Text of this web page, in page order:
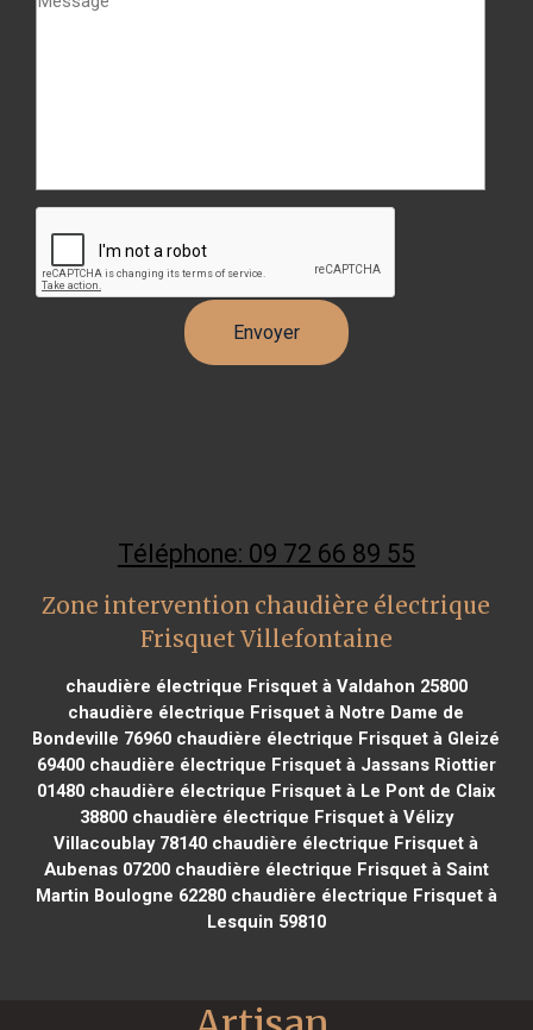
Téléphone: 09 72 66 89 55
Zone intervention chaudière électrique
Frisquet Villefontaine
chaudière électrique Frisquet à Valdahon 25800
chaudière électrique Frisquet à Notre Dame de
Bondeville 76960 chaudière électrique Frisquet à Gleizé
69400chaudière électrique Frisquet à Jassans Riottier
01480 chaudière électrique Frisquet à Le Pont de Claix
38800chaudière électrique Frisquet à Vélizy
Villacoublay 78140 chaudière électrique Frisquet à
Aubenas 07200chaudière électrique Frisquet à Saint
Martin Boulogne 62280chaudière électrique Frisquet à
Lesquin 59810